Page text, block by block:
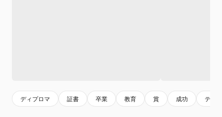
ディプロマ 証書 卒業 教育 賞 成功 テン